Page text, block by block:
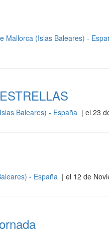
Mallorca (Islas Baleares) -
Baleares) - España | el 23
- España | el 12 de